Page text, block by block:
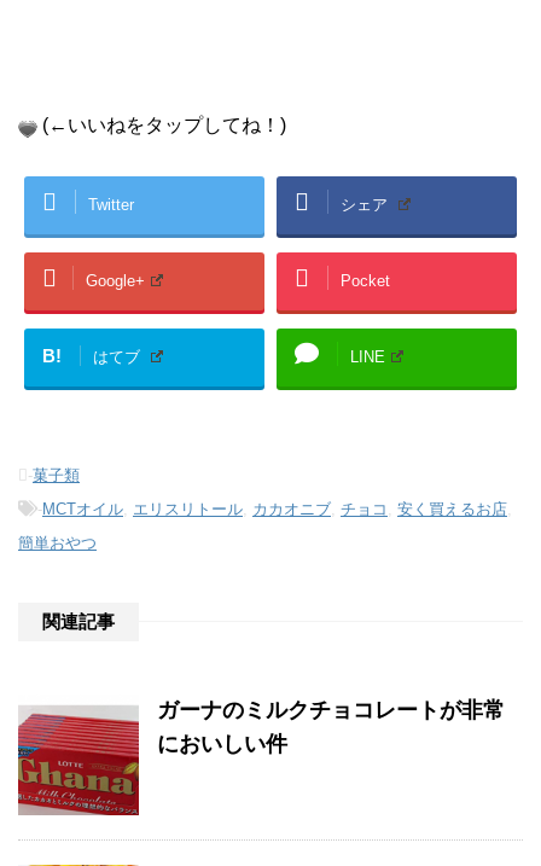
(←いいねをタップしてね！)
Twitter シェア
Google+ Pocket
B! はてブ LINE
-菓子類
-MCTオイル エリスリトール カカオニブ チョコ 安く買えるお店
簡単おやつ
関連記事
ガーナのミルクチョコレートが非常
においしい件